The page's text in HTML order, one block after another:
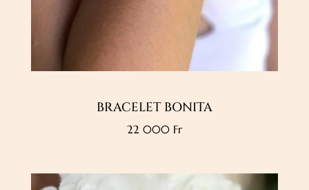
BRACELET BONITA
22 000 Fr